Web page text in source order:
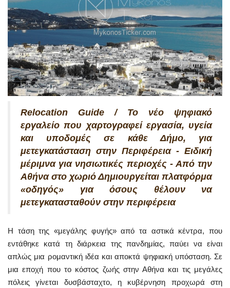
Relocation Guide / Το νέο ψηφιακό
εργαλείο που χαρτογραφεί εργασία, υγεία
και υποδομές σε κάθε Δήμο, για
μετεγκατάσταση στην Περιφέρεια - Ειδική
μέριμνα για νησιωτικές περιοχές - Από την
Αθήνα στο χωριό Δημιουργείται πλατφόρμα
«οδηγός» για όσους θέλουν να
μετεγκατασταθούν στην περιφέρεια
Η τάση της «μεγάλης φυγής» από τα αστικά κέντρα, που
εντάθηκε κατά τη διάρκεια της πανδημίας, παύει να είναι
απλώς μια ρομαντική ιδέα και αποκτά ψηφιακή υπόσταση. Σε
μια εποχή που το κόστος ζωής στην Αθήνα και τις μεγάλες
πόλεις γίνεται δυσβάσταχτο, η κυβέρνηση προχωρά στη